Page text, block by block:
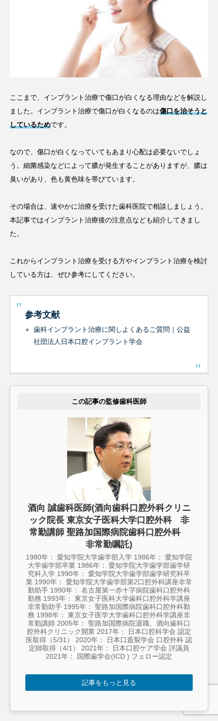
ここまで、インプラント治療で傷口が白くなる理由などを解説し
ました。インプラント治療で傷口が白くなるのは傷口を治そうと
しているためです。
なので、傷口が白くなっていてもあまり心配は必要ないでしょ
う。細菌感染などによって膿が発生することがありますが、膿は
臭いがあり、色も黄色味を帯びています。
その場合は、速やかに治療を受けた歯科医院で相談しましょう。
本記事ではインプラント治療後の注意点なども紹介してきまし
た。
これからインプラント治療を受ける方やインプラント治療を検討
している方は、ぜひ参考にしてください。
参考文献
歯科インプラント治療に関しよくあるご質問｜公益
社団法人日本口腔インプラント学会
この記事の監修歯科医師
酒向 誠歯科医師(酒向歯科口腔外科クリニ
ック院長 東京女子医科大学口腔外科 非
常勤講師 聖路加国際病院歯科口腔外科
非常勤嘱託)
1980年： 愛知学院大学歯学部入学 1986年： 愛知学院
大学歯学部卒業 1986年： 愛知学院大学歯学部歯学研
究科入学 1990年： 愛知学院大学歯学部歯学研究科卒
業 1990年： 愛知学院大学歯学部第2口腔外科講座非常
勤助手 1990年： 名古屋第一赤十字病院歯科口腔外科
勤務 1993年： 東京女子医科大学歯科口腔外科学講座
非常勤助手 1995年： 聖路加国際病院歯科口腔外科勤
務 1998年： 東京女子医学大学歯科口腔外科学講座非
常勤講師 2005年： 聖路加国際病院退職、酒向歯科口
腔外科クリニック開業 2017年： 日本口腔科学会 認定
医取得（5/31） 2020年： 日本口蓋裂学会 口腔外科 認
定師取得（4/1） 2021年： 日本口腔ケア学会 評議員
2021年： 国際歯学会(ICD ) フェロー認定
記事をもっと見る